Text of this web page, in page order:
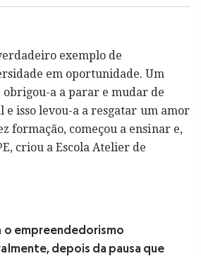
exemplo de
em oportunidade. Um
a a parar e mudar de
e isso levou-a a resgatar um amor
formação, começou a ensinar e,
criou a Escola Atelier de
o empreendedorismo
depois da pausa que